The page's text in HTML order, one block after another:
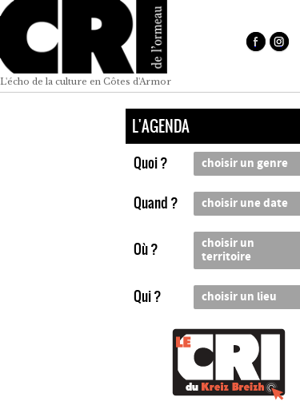
L'écho de la culture en Côtes d'Armor
L'AGENDA
Quoi ? choisir un genre
Quand ? choisir une date
Où ?
choisir un
territoire
Qui ? choisir un lieu